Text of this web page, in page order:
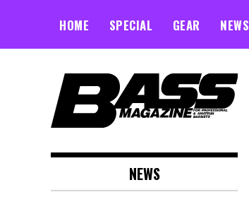
HOME SPECIAL GEAR NEWS
NEWS